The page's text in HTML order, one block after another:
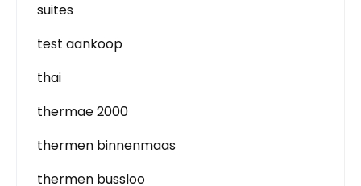
suites
test aankoop
thai
thermae 2000
thermen binnenmaas
thermen bussloo